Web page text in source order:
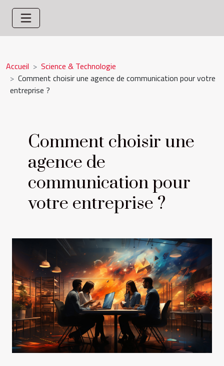
Accueil
Science & Technologie
Comment choisir une agence de communication pour votre
entreprise ?
Comment choisir une
agence de
communication pour
votre entreprise ?